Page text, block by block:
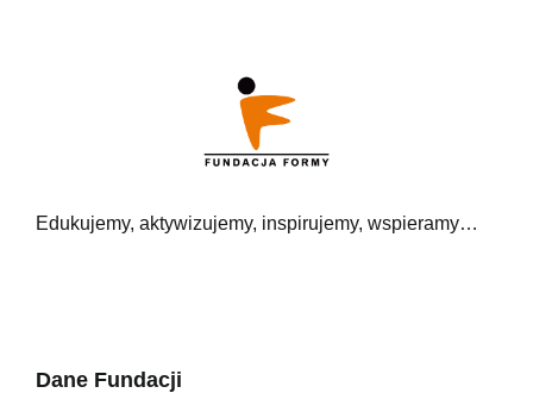
Edukujemy, aktywizujemy, inspirujemy, wspieramy…
Dane Fundacji